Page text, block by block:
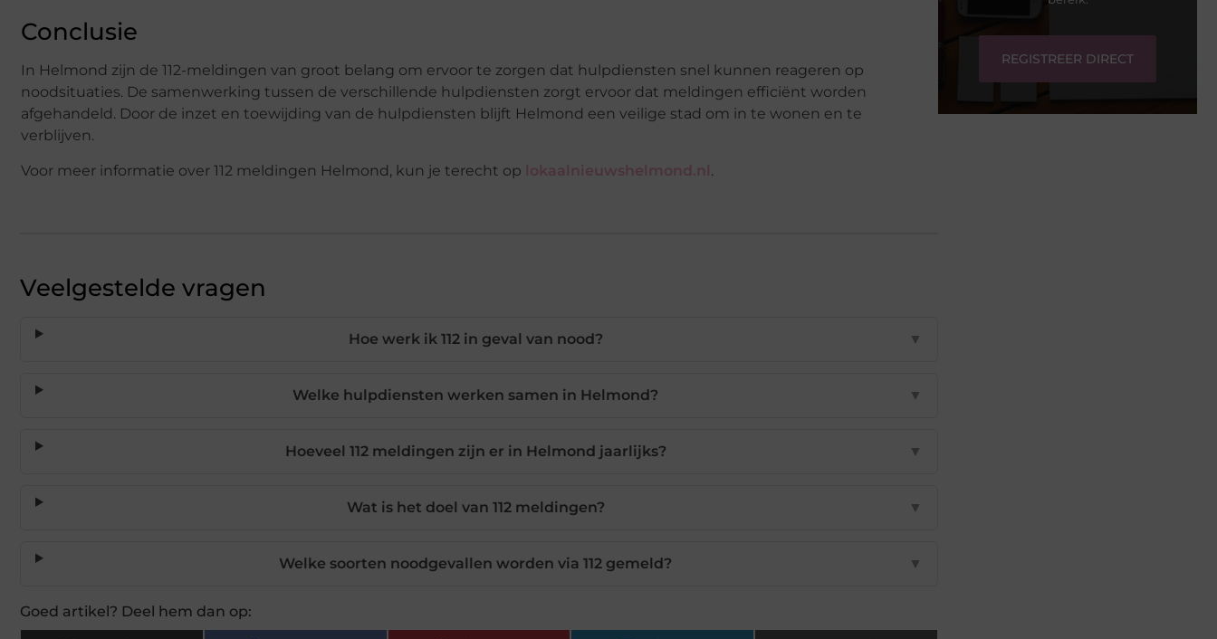
Conclusie
In Helmond zijn de 112-meldingen van groot belang om ervoor te zorgen dat hulpdiensten snel kunnen reageren op
noodsituaties. De samenwerking tussen de verschillende hulpdiensten zorgt ervoor dat meldingen efficiënt worden
afgehandeld. Door de inzet en toewijding van de hulpdiensten blijft Helmond een veilige stad om in te wonen en te
verblijven.
Voor meer informatie over 112 meldingen Helmond, kun je terecht op lokaalnieuwshelmond.nl.
Veelgestelde vragen
Hoe werk ik 112 in geval van nood? ▼
Welke hulpdiensten werken samen in Helmond? ▼
Hoeveel 112 meldingen zijn er in Helmond jaarlijks? ▼
Wat is het doel van 112 meldingen? ▼
Welke soorten noodgevallen worden via 112 gemeld? ▼
Goed artikel? Deel hem dan op:
REGISTREER DIRECT